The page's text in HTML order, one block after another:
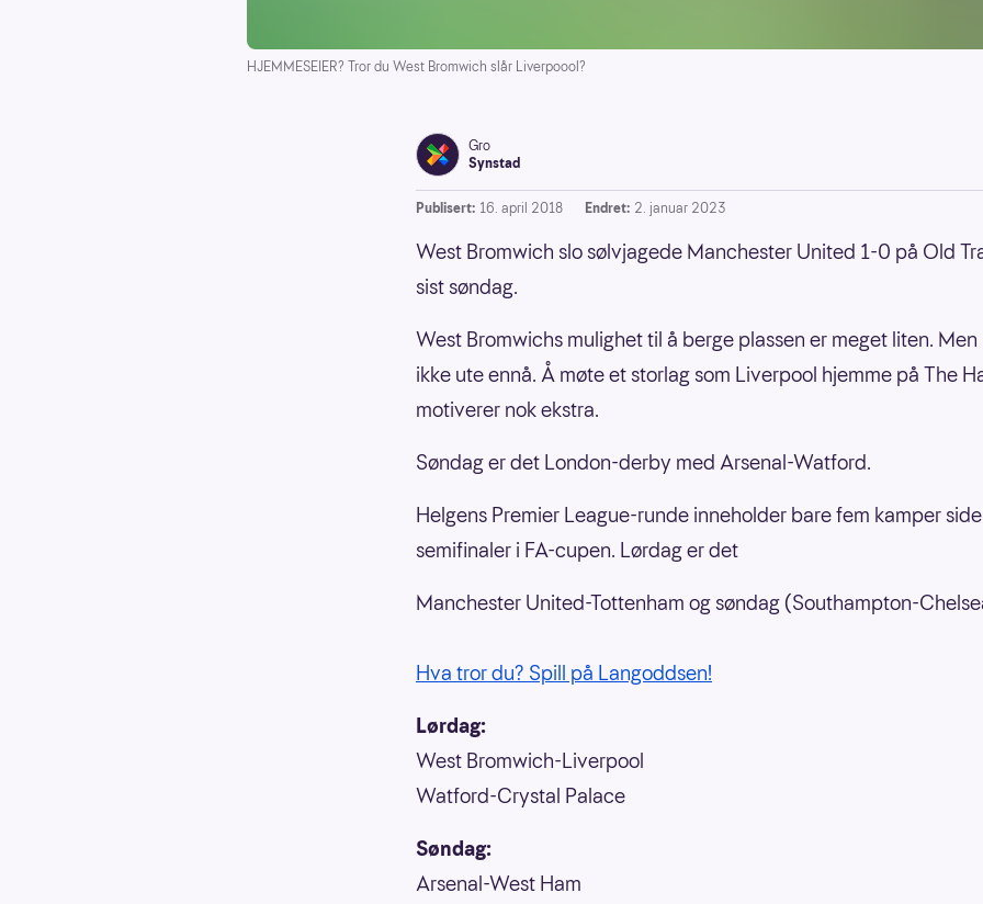
HJEMMESEIER? Tror du West Bromwich slår Liverpoool?
Gro
Synstad
Publisert: 16. april 2018 Endret: 2. januar 2023
West Bromwich slo sølvjagede Manchester United 1-0 på Old
sist søndag.
West Bromwichs mulighet til å berge plassen er meget liten.
ikke ute ennå. Å møte et storlag som Liverpool hjemme på The
motiverer nok ekstra.
Søndag er det London-derby med Arsenal-Watford.
Helgens Premier League-runde inneholder bare fem kamper
semifinaler i FA-cupen. Lørdag er det
Manchester United-Tottenham og søndag (Southampton-
Hva tror du? Spill på Langoddsen!
Lørdag:
West Bromwich-Liverpool
Watford-Crystal Palace
Søndag:
Arsenal-West Ham